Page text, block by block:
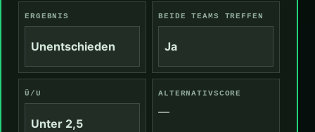
ERGEBNIS
Unentschieden
BEIDE TEAMS TREFFEN
Ja
Ü/U
Unter 2,5
ALTERNATIVSCORE
—